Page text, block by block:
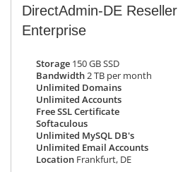
DirectAdmin-DE Reseller
Enterprise
Storage 150 GB SSD
Bandwidth2 TB per month
Unlimited Domains
Unlimited Accounts
Free SSL Certificate
Softaculous
Unlimited MySQL DB's
Unlimited Email Accounts
Location Frankfurt, DE